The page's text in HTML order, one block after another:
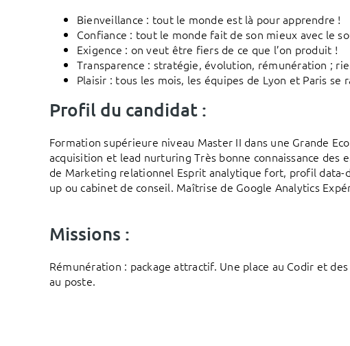
Bienveillance : tout le monde est là pour apprendre !
Confiance : tout le monde fait de son mieux avec le
Exigence : on veut être fiers de ce que l’on produit !
Transparence : stratégie, évolution, rémunération ;
Plaisir : tous les mois, les équipes de Lyon et Paris se
Profil du candidat :
Formation supérieure niveau Master II dans une Grande
acquisition et lead nurturing Très bonne connaissance des
de Marketing relationnel Esprit analytique fort, profil data-
up ou cabinet de conseil. Maîtrise de Google Analytics
Missions :
Rémunération : package attractif. Une place au Codir et des
au poste.